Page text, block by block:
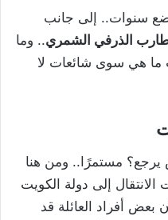
سنوات.. إلى جانب
طارب الذرفي الشمري.. وما
ما هي سوى شائعات لا
يرجع؟ مستمرًا.. ومن هنا
إلى دولة الكويت
بعض أفراد العائلة قد